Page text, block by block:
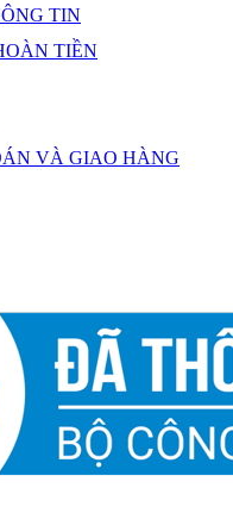
TIN
TIỀN
VÀ GIAO HÀNG